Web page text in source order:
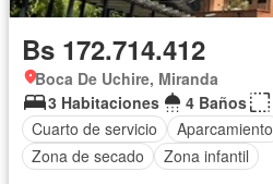
Bs 172.714.412
Boca De Uchire, Miranda
3 Habitaciones
4 Baños
Cuarto de servicio
Aparcamiento
Zona de secado
Zona infantil